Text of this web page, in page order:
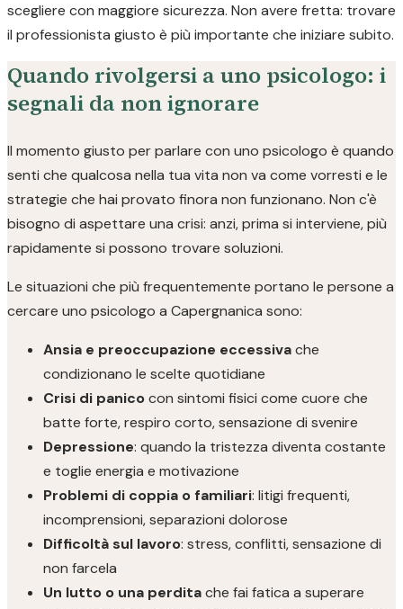
scegliere con maggiore sicurezza. Non avere fretta: trovare
il professionista giusto è più importante che iniziare subito.
Quando rivolgersi a uno psicologo: i
segnali da non ignorare
Il momento giusto per parlare con uno psicologo è quando
senti che qualcosa nella tua vita non va come vorresti e le
strategie che hai provato finora non funzionano. Non c'è
bisogno di aspettare una crisi: anzi, prima si interviene, più
rapidamente si possono trovare soluzioni.
Le situazioni che più frequentemente portano le persone a
cercare uno psicologo a Capergnanica sono:
Ansia e preoccupazione eccessivache
condizionano le scelte quotidiane
Crisi di panicocon sintomi fisici come cuore che
batte forte, respiro corto, sensazione di svenire
Depressione: quando la tristezza diventa costante
e toglie energia e motivazione
Problemi di coppia o familiari: litigi frequenti,
incomprensioni, separazioni dolorose
Difficoltà sul lavoro: stress, conflitti, sensazione di
non farcela
Un lutto o una perditache fai fatica a superare